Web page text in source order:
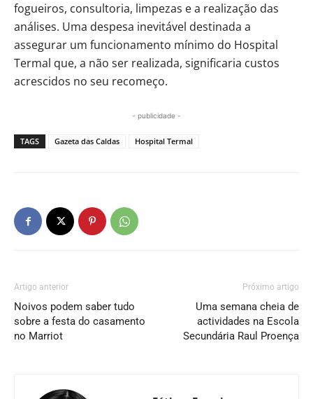
fogueiros, consultoria, limpezas e a realização das
análises. Uma despesa inevitável destinada a
assegurar um funcionamento mínimo do Hospital
Termal que, a não ser realizada, significaria custos
acrescidos no seu recomeço.
- publicidade -
TAGS Gazeta das Caldas Hospital Termal
Artigo anterior
Noivos podem saber tudo
sobre a festa do casamento
no Marriot
Próximo artigo
Uma semana cheia de
actividades na Escola
Secundária Raul Proença